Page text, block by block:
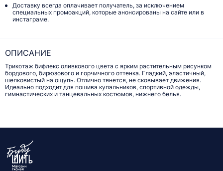
Доставку всегда оплачивает получатель, за исключением
специальных промоакций, которые анонсированы на сайте или в
инстаграме.
ОПИСАНИЕ
Трикотаж бифлекс оливкового цвета с ярким растительным рисунком
бордового, бирюзового и горчичного оттенка. Гладкий, эластичный,
шелковистый на ощупь. Отлично тянется, не сковывает движения.
Идеально подходит для пошива купальников, спортивной одежды,
гимнастических и танцевальных костюмов, нижнего белья.